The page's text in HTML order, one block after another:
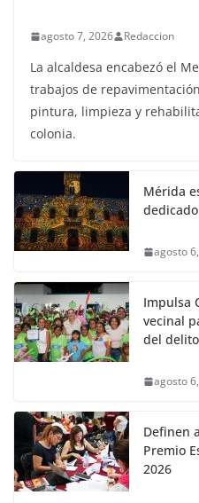
agosto 7, 2026 Redaccion
La alcaldesa encabezó el
trabajos de
pintura, limpieza y
colonia.
Mérida
agosto
Impulsa
vecinal
del
agosto
Definen
Premio
2026